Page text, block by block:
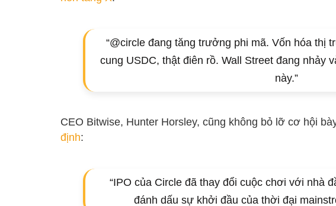
“@circle đang tăng trưởng phi mã. Vốn hóa thị
cung USDC, thật điên rồ. Wall Street đang nhảy
này.”
CEO Bitwise, Hunter Horsley, cũng không bỏ lỡ cơ hội
định:
“IPO của Circle đã thay đổi cuộc chơi với nhà
đánh dấu sự khởi đầu của thời đại